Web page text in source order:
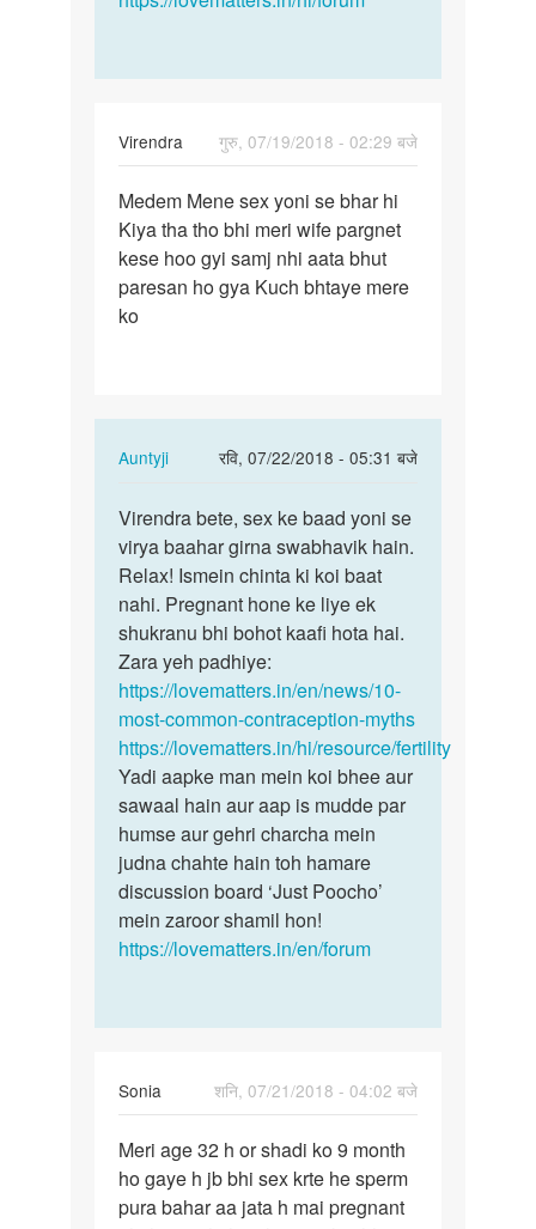
Virendra
गुरु, 07/19/2018 - 02:29 बजे
Medem
Mene
sex
yoni
se
Medem Mene sex yoni se bhar hi
Kiya tha tho bhi meri wife pargnet
kese hoo gyi samj nhi aata bhut
paresan ho gya Kuch bhtaye mere
ko
Auntyji
रवि, 07/22/2018 - 05:31 बजे
In
to
Medem
Mene
sex
yoni
se
bhar…
by
Virendra
Virendra
bete,
sex
ke
baad…
Virendra bete, sex ke baad yoni se
virya baahar girna swabhavik hain.
Relax! Ismein chinta ki koi baat
nahi. Pregnant hone ke liye ek
shukranu bhi bohot kaafi hota hai.
Zara yeh padhiye:
https://lovematters.in/en/news/10-
most-common-contraception-myths
https://lovematters.in/hi/resource/fertility
Yadi aapke man mein koi bhee aur
sawaal hain aur aap is mudde par
humse aur gehri charcha mein
judna chahte hain toh hamare
discussion board ‘Just Poocho’
mein zaroor shamil hon!
https://lovematters.in/en/forum
Sonia
शनि, 07/21/2018 - 04:02 बजे
Meri
age
32
Meri age 32 h or shadi ko 9 month
ho gaye h jb bhi sex krte he sperm
pura bahar aa jata h mai pregnant